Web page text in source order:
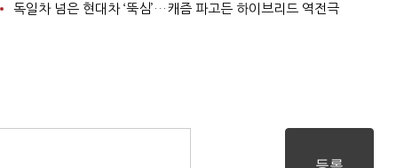
독일차 넘은 현대차 ‘뚝심’…캐즘 파고든 하이브리드 역전극